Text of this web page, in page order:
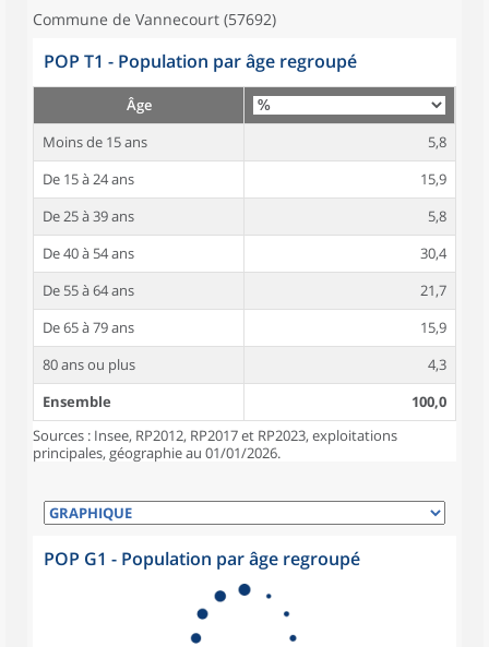
Commune de Vannecourt (57692)
POP T1 - Population par âge regroupé
Âge
Moins de 15 ans
5,8
De 15 à 24 ans
15,9
De 25 à 39 ans
5,8
De 40 à 54 ans
30,4
De 55 à 64 ans
21,7
De 65 à 79 ans
15,9
80 ans ou plus
4,3
Ensemble
100,0
Sources : Insee, RP2012, RP2017 et RP2023, exploitations
principales, géographie au 01/01/2026.
POP G1 - Population par âge regroupé